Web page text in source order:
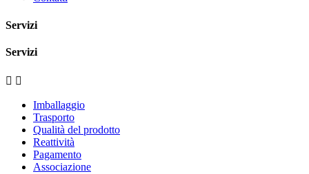
Servizi
Servizi
 
Imballaggio
Trasporto
Qualità del prodotto
Reattività
Pagamento
Associazione